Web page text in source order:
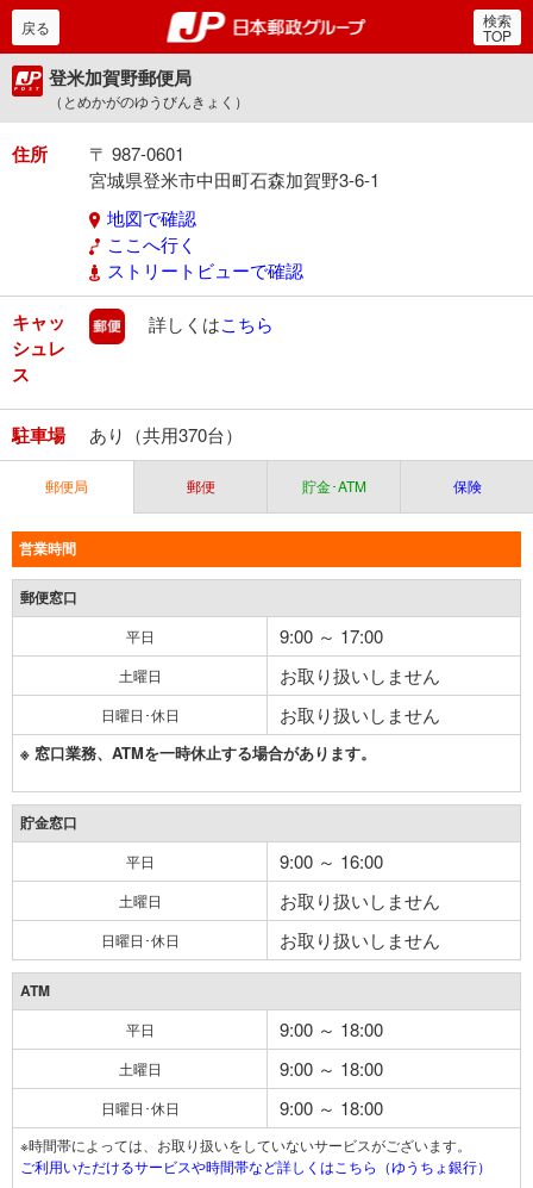
郵便局・日本郵政グルー
戻る 検索
TOP
登米加賀野郵便局
（とめかがのゆうびんきょく）
住所
〒 987-0601
宮城県登米市中田町石森加賀野3-6-1
地図で確認
ここへ行く
ストリートビューで確認
キャッ
シュレ
ス
郵便
詳しくはこちら
駐車場 あり（共用370台）
郵便局 郵便 貯金･ATM 保険
営業時間
郵便窓口
平日 9:00 ～ 17:00
土曜日 お取り扱いしません
日曜日･休日 お取り扱いしません
※ 窓口業務、ATMを一時休止する場合があります。
貯金窓口
平日 9:00 ～ 16:00
土曜日 お取り扱いしません
日曜日･休日 お取り扱いしません
ATM
平日 9:00 ～ 18:00
土曜日 9:00 ～ 18:00
日曜日･休日 9:00 ～ 18:00
※時間帯によっては、お取り扱いをしていないサービスがございます。
ご利用いただけるサービスや時間帯など詳しくはこちら（ゆうちょ銀行）